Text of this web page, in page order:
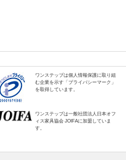
ワンステップは個人情報保護に取り組
む企業を示す「プライバシーマーク」
を取得しています。
ワンステップは一般社団法人日本オフ
ィス家具協会 JOIFAに加盟していま
す。